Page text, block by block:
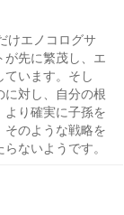
けエノコログサ
が先に繁茂し、エ
ています。そし
に対し、自分の根
より確実に子孫を
そのような戦略を
ないようです。